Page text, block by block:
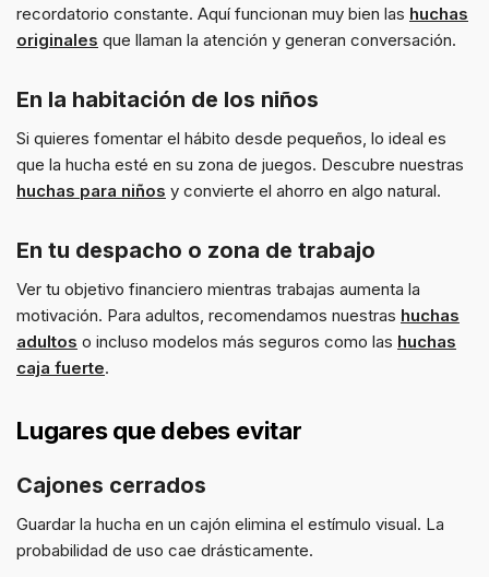
recordatorio constante. Aquí funcionan muy bien las huchas
originales que llaman la atención y generan conversación.
En la habitación de los niños
Si quieres fomentar el hábito desde pequeños, lo ideal es
que la hucha esté en su zona de juegos. Descubre nuestras
huchas para niños y convierte el ahorro en algo natural.
En tu despacho o zona de trabajo
Ver tu objetivo financiero mientras trabajas aumenta la
motivación. Para adultos, recomendamos nuestras huchas
adultos o incluso modelos más seguros como las huchas
caja fuerte.
Lugares que debes evitar
Cajones cerrados
Guardar la hucha en un cajón elimina el estímulo visual. La
probabilidad de uso cae drásticamente.